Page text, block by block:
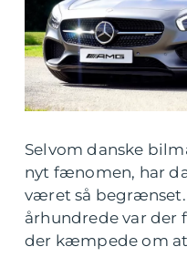
Selvom danske
nyt fænomen, har
været så begrænset.
århundrede var der
der kæmpede om